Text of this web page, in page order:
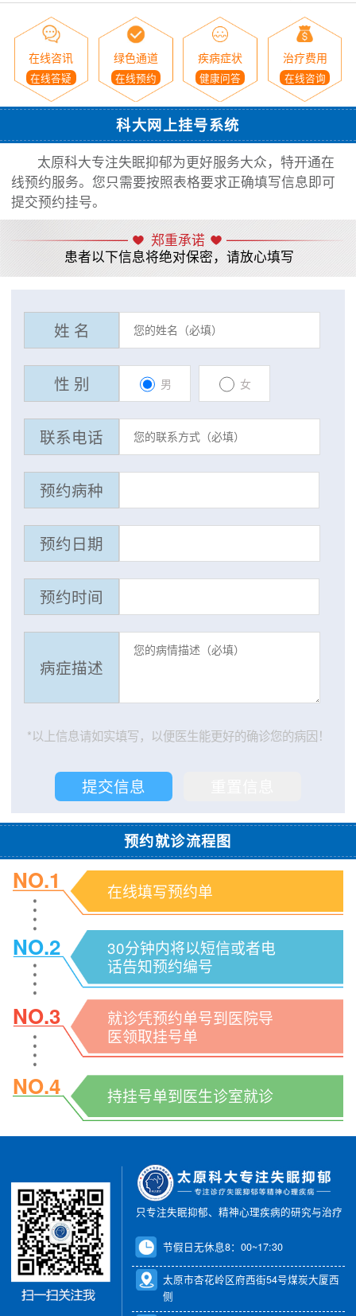
在线咨讯
在线答疑
绿色通道
在线预约
疾病症状
健康问答
治疗费用
在线咨询
科大网上挂号系统
太原科大专注失眠抑郁为更好服务大众，特开通在
线预约服务。您只需要按照表格要求正确填写信息即可
提交预约挂号。
郑重承诺
患者以下信息将绝对保密，请放心填写
姓 名
性 别 男 女
联系电话
预约病种
预约日期
预约时间
病症描述
*以上信息请如实填写，以便医生能更好的确诊您的病因！
预约就诊流程图
NO.1 在线填写预约单
NO.2
30分钟内将以短信或者电
话告知预约编号
NO.3
就诊凭预约单号到医院导
医领取挂号单
NO.4 持挂号单到医生诊室就诊
只专注失眠抑郁、精神心理疾病的研究与治疗
节假日无休息8：00~17:30
太原市杏花岭区府西街54号煤炭大厦西
侧